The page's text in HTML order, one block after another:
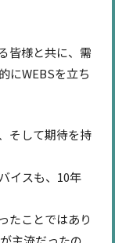
皆様と共に、需
にWEBSを立ち
そして期待を持
イスも、10年
たことではあり